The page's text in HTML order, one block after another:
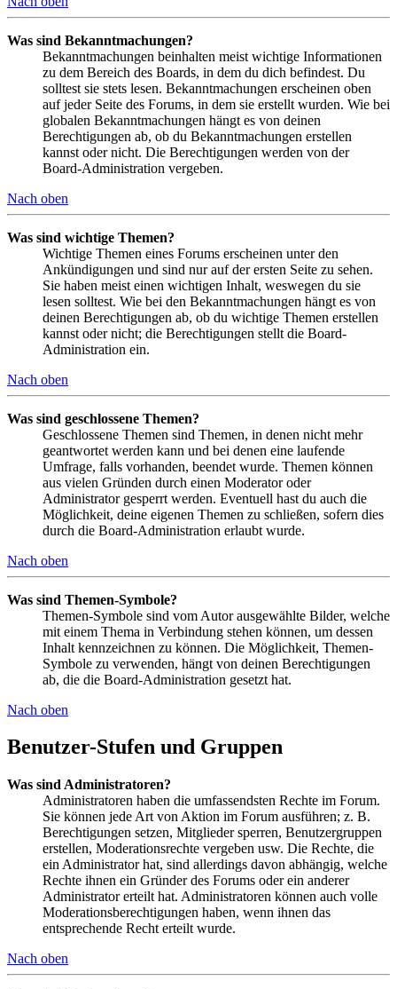
Was sind Bekanntmachungen?
Bekanntmachungen beinhalten meist wichtige Informationen
zu dem Bereich des Boards, in dem du dich befindest. Du
solltest sie stets lesen. Bekanntmachungen erscheinen oben
auf jeder Seite des Forums, in dem sie erstellt wurden. Wie bei
globalen Bekanntmachungen hängt es von deinen
Berechtigungen ab, ob du Bekanntmachungen erstellen
kannst oder nicht. Die Berechtigungen werden von der
Board-Administration vergeben.
Nach oben
Was sind wichtige Themen?
Wichtige Themen eines Forums erscheinen unter den
Ankündigungen und sind nur auf der ersten Seite zu sehen.
Sie haben meist einen wichtigen Inhalt, weswegen du sie
lesen solltest. Wie bei den Bekanntmachungen hängt es von
deinen Berechtigungen ab, ob du wichtige Themen erstellen
kannst oder nicht; die Berechtigungen stellt die Board-
Administration ein.
Nach oben
Was sind geschlossene Themen?
Geschlossene Themen sind Themen, in denen nicht mehr
geantwortet werden kann und bei denen eine laufende
Umfrage, falls vorhanden, beendet wurde. Themen können
aus vielen Gründen durch einen Moderator oder
Administrator gesperrt werden. Eventuell hast du auch die
Möglichkeit, deine eigenen Themen zu schließen, sofern dies
durch die Board-Administration erlaubt wurde.
Nach oben
Was sind Themen-Symbole?
Themen-Symbole sind vom Autor ausgewählte Bilder, welche
mit einem Thema in Verbindung stehen können, um dessen
Inhalt kennzeichnen zu können. Die Möglichkeit, Themen-
Symbole zu verwenden, hängt von deinen Berechtigungen
ab, die die Board-Administration gesetzt hat.
Nach oben
Benutzer-Stufen und Gruppen
Was sind Administratoren?
Administratoren haben die umfassendsten Rechte im Forum.
Sie können jede Art von Aktion im Forum ausführen; z. B.
Berechtigungen setzen, Mitglieder sperren, Benutzergruppen
erstellen, Moderationsrechte vergeben usw. Die Rechte, die
ein Administrator hat, sind allerdings davon abhängig, welche
Rechte ihnen ein Gründer des Forums oder ein anderer
Administrator erteilt hat. Administratoren können auch volle
Moderationsberechtigungen haben, wenn ihnen das
entsprechende Recht erteilt wurde.
Nach oben